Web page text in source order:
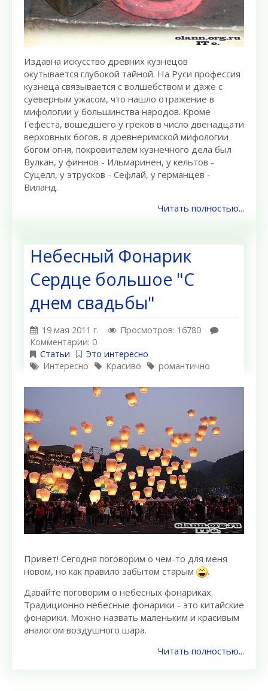
Издавна искусство древних кузнецов
окутывается глубокой тайной. На Руси профессия
кузнеца связывается с волшебством и даже с
суеверным ужасом, что нашло отражение в
мифологии у большинства народов. Кроме
Гефеста, вошедшего у греков в число двенадцати
верховных богов, в древнеримской мифологии
богом огня, покровителем кузнечного дела был
Вулкан, у финнов - Ильмаринен, у кельтов -
Суцелл, у этрусков - Сефлай, у германцев -
Виланд.
Читать полностью...
Небесный Фонарик
Сердце большое "С
днем свадьбы"
19 мая 2011 г.
Просмотров: 16780
Комментарии: 0
Статьи
Это интересно
Интересно
Красиво романтично
Привет! Сегодня поговорим о чем-то для меня
новом, но как правило забытом старым
.
Давайте поговорим о небесных фонариках.
Традиционно небесные фонарики - это китайские
фонарики. Можно назвать маленьким и красивым
аналогом воздушного шара.
Читать полностью...